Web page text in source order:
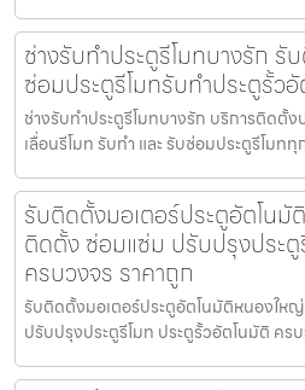
ช่างรับทำประตูรีโมทบางรัก รั
ซ่อมประตูรีโมทรับทำประตูรั้ว
ช่างรับทำประตูรีโมทบางรัก บริการติดตั้
เลื่อนรีโมท รับทำ และ รับซ่อมประตูรีโมท
รับติดตั้งมอเตอร์ประตูอัตโน
ติดตั้ง ซ่อมแซ่ม ปรับปรุงประตู
ครบวงจร ราคาถูก
รับติดตั้งมอเตอร์ประตูอัตโนมัติหนองให
ปรับปรุงประตูรีโมท ประตูรั้วอัตโนมัติ คร